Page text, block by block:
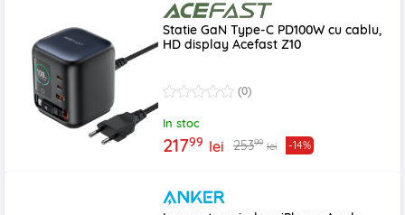
Statie GaN Type-C PD100W cu cablu,
HD display Acefast Z10
(0)
In stoc
21799 lei 25399 lei -14%